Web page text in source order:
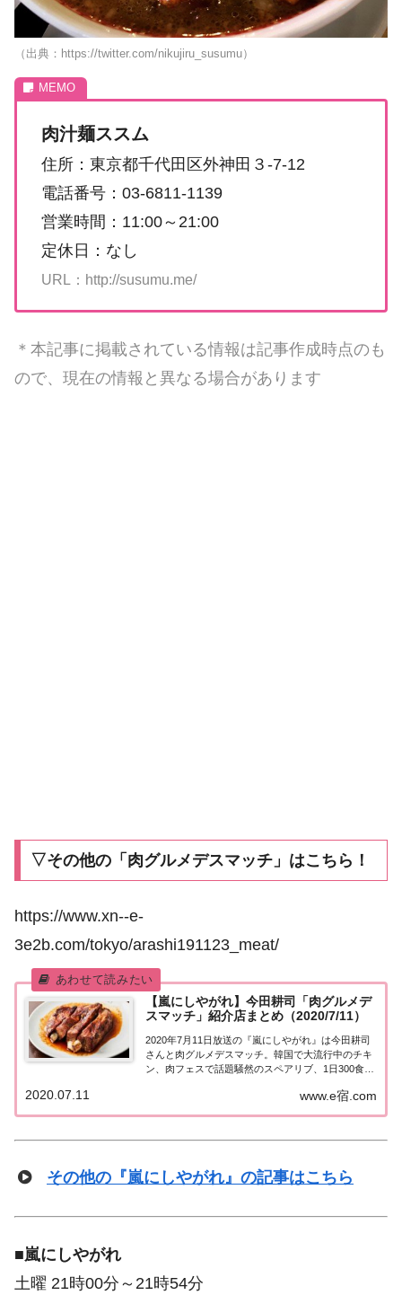
（出典：https://twitter.com/nikujiru_susumu）
肉汁麺ススム
住所：東京都千代田区外神田３-7-12
電話番号：03-6811-1139
営業時間：11:00～21:00
定休日：なし
URL：http://susumu.me/
＊本記事に掲載されている情報は記事作成時点のも
ので、現在の情報と異なる場合があります
▽その他の「肉グルメデスマッチ」はこちら！
https://www.xn--e-
3e2b.com/tokyo/arashi191123_meat/
【嵐にしやがれ】今田耕司「肉グルメデ
スマッチ」紹介店まとめ（2020/7/11）
2020年7月11日放送の『嵐にしやがれ』は今田耕司
さんと肉グルメデスマッチ。韓国で大流行中のチキ
ン、肉フェスで話題騒然のスペアリブ、1日300食売
今田耕司「肉グルメデスマッチ」今田耕司がデスマ
ッチに参戦！韓国で大流行中のチキン、肉フ...
www.e宿.com
2020.07.11
その他の『嵐にしやがれ』の記事はこちら
■嵐にしやがれ
土曜 21時00分～21時54分